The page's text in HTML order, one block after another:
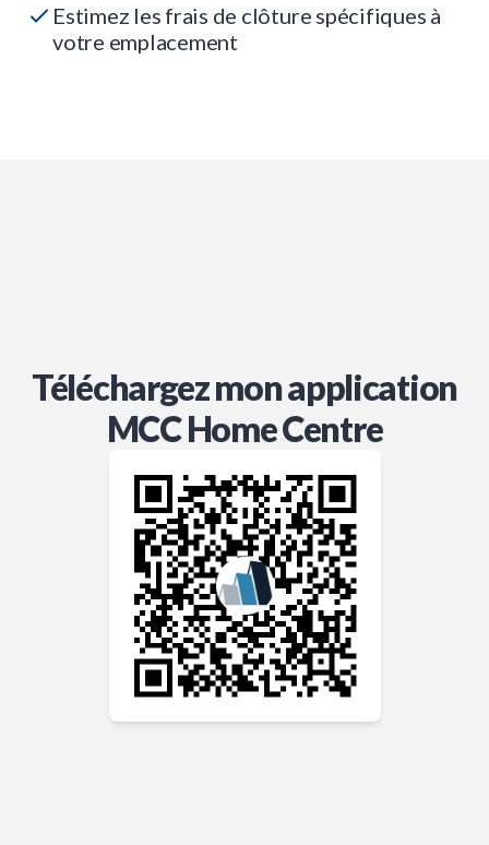
Estimez les frais de clôture spécifiques à
votre emplacement
Téléchargez mon application
MCC Home Centre